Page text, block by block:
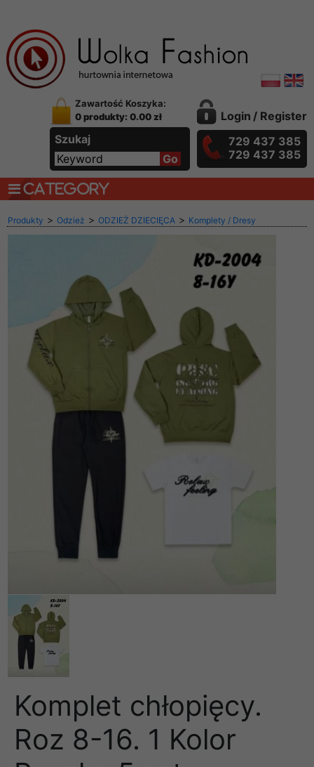
Zawartość Koszyka:
0 produkty: 0.00 zł
Szukaj
Login / Register
729 437 385
729 437 385
CATEGORY
Produkty > Odzież > ODZIEŻ DZIECIĘCA > Komplety / Dresy
Komplet chłopięcy.
Roz 8-16. 1 Kolor